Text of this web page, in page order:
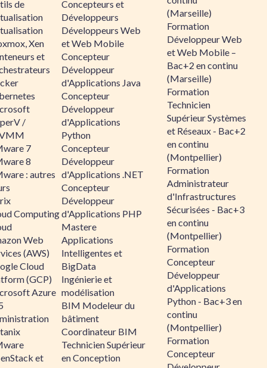
de
Xen
et
/
7
8
: autres
Computing
Web
(AWS)
Cloud
(GCP)
Azure
et
Concepteurs et
Développeurs
Développeurs Web
et Web Mobile
Concepteur
Développeur
d'Applications Java
Concepteur
Développeur
d'Applications
Python
Concepteur
Développeur
d'Applications .NET
Concepteur
Développeur
d'Applications PHP
Mastere
Applications
Intelligentes et
BigData
Ingénierie et
modélisation
BIM Modeleur du
bâtiment
Coordinateur BIM
Technicien Supérieur
en Conception
(Marseille)
Formation
Développeur Web
et Web Mobile –
Bac+2 en continu
(Marseille)
Formation
Technicien
Supérieur Systèmes
et Réseaux - Bac+2
en continu
(Montpellier)
Formation
Administrateur
d'Infrastructures
Sécurisées - Bac+3
en continu
(Montpellier)
Formation
Concepteur
Développeur
d'Applications
Python - Bac+3 en
continu
(Montpellier)
Formation
Concepteur